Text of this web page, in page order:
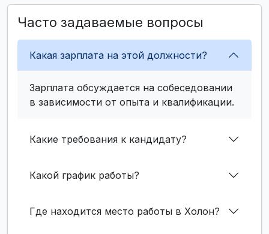
Часто задаваемые вопросы
Какая зарплата на этой должности?
Зарплата обсуждается на собеседовании
в зависимости от опыта и квалификации.
Какие требования к кандидату?
Какой график работы?
Где находится место работы в Холон?